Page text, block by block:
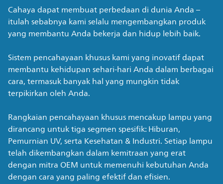
Cahaya dapat membuat perbedaan di dunia Anda –
itulah sebabnya kami selalu mengembangkan produk
yang membantu Anda bekerja dan hidup lebih baik.
Sistem pencahayaan khusus kami yang inovatif dapat
membantu kehidupan sehari-hari Anda dalam berbagai
cara, termasuk banyak hal yang mungkin tidak
terpikirkan oleh Anda.
Rangkaian pencahayaan khusus mencakup lampu yang
dirancang untuk tiga segmen spesifik: Hiburan,
Pemurnian UV, serta Kesehatan & Industri. Setiap lampu
telah dikembangkan dalam kemitraan yang erat
dengan mitra OEM untuk memenuhi kebutuhan Anda
dengan cara yang paling efektif dan efisien.